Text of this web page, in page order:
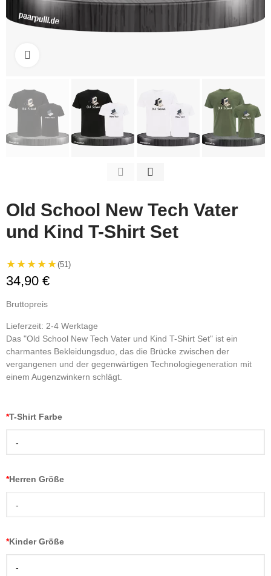
Old School New Tech Vater
und Kind T-Shirt Set
★★★★★(51)
34,90 €
Bruttopreis
Lieferzeit: 2-4 Werktage
Das "Old School New Tech Vater und Kind T-Shirt Set" ist ein
charmantes Bekleidungsduo, das die Brücke zwischen der
vergangenen und der gegenwärtigen Technologiegeneration mit
einem Augenzwinkern schlägt.
*T-Shirt Farbe
-
*Herren Größe
-
*Kinder Größe
-